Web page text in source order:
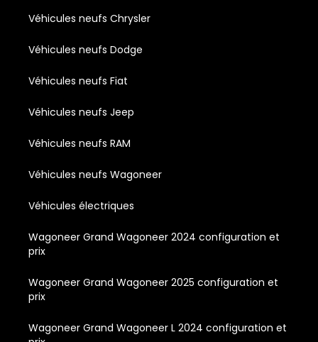
Véhicules neufs Chrysler
Véhicules neufs Dodge
Véhicules neufs Fiat
Véhicules neufs Jeep
Véhicules neufs RAM
Véhicules neufs Wagoneer
Véhicules électriques
Wagoneer Grand Wagoneer 2024 configuration et
prix
Wagoneer Grand Wagoneer 2025 configuration et
prix
Wagoneer Grand Wagoneer L 2024 configuration et